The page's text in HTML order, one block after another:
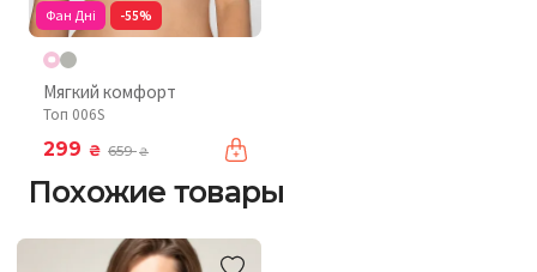
Фан Дні -55%
Мягкий комфорт
Топ 006S
299 ₴ 659₴
Похожие товары